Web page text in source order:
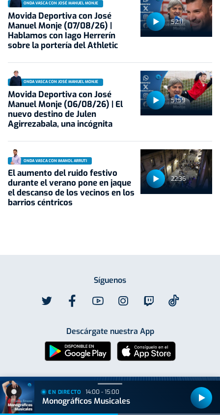
52:11
ONDA VASCA CON JOSÉ MANUEL MONJE
Movida Deportiva con José
Manuel Monje (07/08/26) |
Hablamos con Iago Herrerín
sobre la portería del Athletic
51:59
ONDA VASCA CON JOSÉ MANUEL MONJE
Movida Deportiva con José
Manuel Monje (06/08/26) | El
nuevo destino de Julen
Agirrezabala, una incógnita
22:36
ONDA VASCA CON IMANOL ARRUTI
El aumento del ruido festivo
durante el verano pone en jaque
el descanso de los vecinos en los
barrios céntricos
Síguenos
Descárgate nuestra App
Programas
EN DIRECTO 14:00 - 15:00
Monográficos Musicales